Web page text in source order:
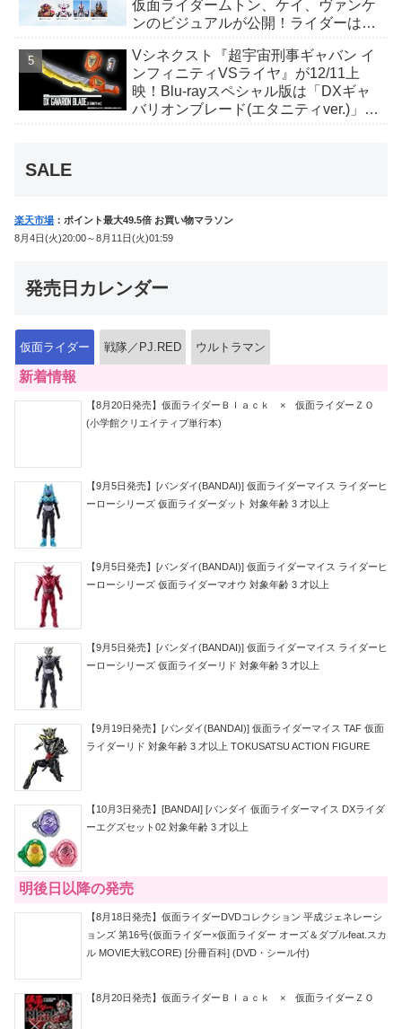
仮面ライダームトン、ケイ、ヴァンケ
ンのビジュアルが公開！ライダーは子
Vシネクスト『超宇宙刑事ギャバン イ
ンフィニティVSライヤ』が12/11上
映！Blu-rayスペシャル版は「DXギャ
バリオンブレード(エタニティver.)」
SALE
楽天市場 ：ポイント最大49.5倍 お買い物マラソン
8月4日(火)20:00～8月11日(火)01:59
発売日カレンダー
仮面ライダー 戦隊／PJ.RED ウルトラマン
新着情報
【8月20日発売】仮面ライダーＢｌａｃｋ × 仮面ライダーＺＯ
(小学館クリエイティブ単行本)
【9月5日発売】[バンダイ(BANDAI)] 仮面ライダーマイス ライダーヒ
ーローシリーズ 仮面ライダーダット 対象年齢 3 才以上
【9月5日発売】[バンダイ(BANDAI)] 仮面ライダーマイス ライダーヒ
ーローシリーズ 仮面ライダーマオウ 対象年齢 3 才以上
【9月5日発売】[バンダイ(BANDAI)] 仮面ライダーマイス ライダーヒ
ーローシリーズ 仮面ライダーリド 対象年齢 3 才以上
【9月19日発売】[バンダイ(BANDAI)] 仮面ライダーマイス TAF 仮面
ライダーリド 対象年齢 3 才以上 TOKUSATSU ACTION FIGURE
【10月3日発売】[BANDAI] [バンダイ 仮面ライダーマイス DXライダ
ーエグズセット02 対象年齢 3 才以上
明後日以降の発売
【8月18日発売】仮面ライダーDVDコレクション 平成ジェネレーシ
ョンズ 第16号(仮面ライダー×仮面ライダー オーズ＆ダブルfeat.スカ
ル MOVIE大戦CORE) [分冊百科] (DVD・シール付)
【8月20日発売】仮面ライダーＢｌａｃｋ × 仮面ライダーＺＯ